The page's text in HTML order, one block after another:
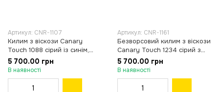
Артикул: CNR-1107
Килим з віскози Canary
Touch 1088 сірий із синім,
80×150 см
5 700.00 грн
В наявності
Артикул: CNR-1161
Безворсовий килим з віскози
Canary Touch 1234 сірий з
бежевим, 80×150 см
5 700.00 грн
В наявності